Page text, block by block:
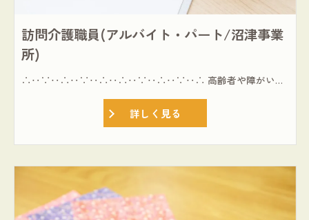
訪問介護職員(アルバイト・パート/沼津事業
所)
∴‥∵‥∴‥∵‥∴‥∴‥∵‥∴‥∵‥∴ 高齢者や障がい者、子育て世代など、地域のみんなに福祉は必要だと考えます。 理想とするワークライフバランスを叶えられる【訪問介護職員】募集 ∴‥∵‥∴‥∵‥∴‥∴‥∵‥∴‥∵‥∴ ≪1991年設立の夢コープの働き方≫ ◎扶養控除内勤務OK(週1～OK) ◎毎月・ヘルパー会議を実施(研修ミーティング) ◎スマホアプリで報連相が可能 ≪仕事内容≫ ◎介護保険・障害福祉サービスにおける訪問介護の業務全般 ※個人宅への訪問 ※主に30分圏内のエリア
詳しく見る